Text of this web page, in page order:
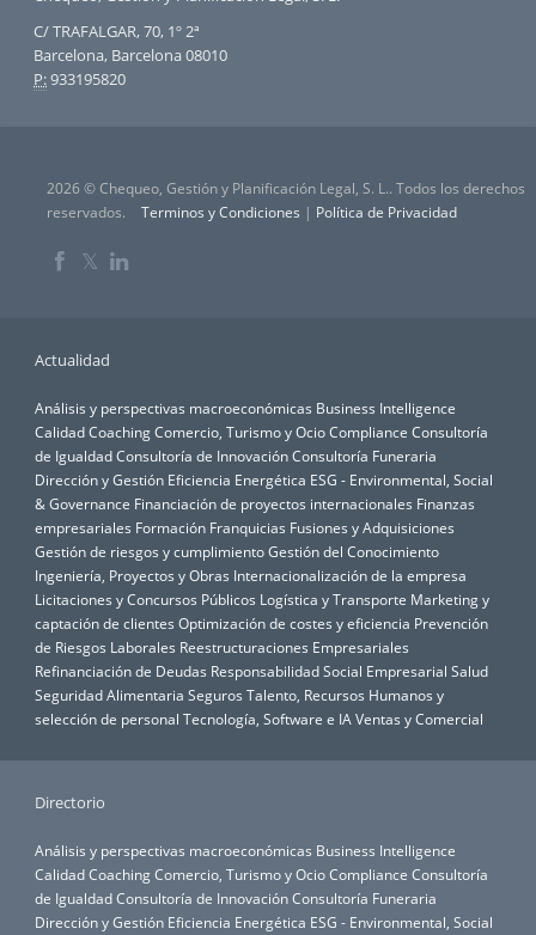
C/ TRAFALGAR, 70, 1º 2ª
Barcelona, Barcelona 08010
P:933195820
2026 © Chequeo, Gestión y Planificación Legal, S. L.. Todos los derechos
reservados.
Terminos y Condiciones | Política de Privacidad
𝕏
Actualidad
Análisis y perspectivas macroeconómicas Business Intelligence
CalidadCoachingComercio, Turismo y OcioCompliance Consultoría
de IgualdadConsultoría de InnovaciónConsultoría Funeraria
Dirección y Gestión Eficiencia Energética ESG - Environmental, Social
& Governance Financiación de proyectos internacionales Finanzas
empresariales Formación Franquicias Fusiones y Adquisiciones
Gestión de riesgos y cumplimientoGestión del Conocimiento
Ingeniería, Proyectos y Obras Internacionalización de la empresa
Licitaciones y Concursos Públicos Logística y Transporte Marketing y
captación de clientes Optimización de costes y eficiencia Prevención
de Riesgos Laborales Reestructuraciones Empresariales
Refinanciación de Deudas Responsabilidad Social Empresarial Salud
Seguridad Alimentaria Seguros Talento, Recursos Humanos y
selección de personal Tecnología, Software e IA Ventas y Comercial
Directorio
Análisis y perspectivas macroeconómicas Business Intelligence
CalidadCoachingComercio, Turismo y OcioCompliance Consultoría
de IgualdadConsultoría de InnovaciónConsultoría Funeraria
Dirección y Gestión Eficiencia Energética ESG - Environmental, Social